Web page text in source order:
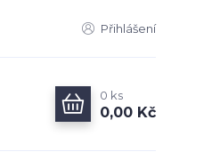
Přihlášení
0 ks
0,00 Kč